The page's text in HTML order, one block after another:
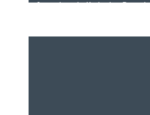
Jungwinzerin Katharina Bausch